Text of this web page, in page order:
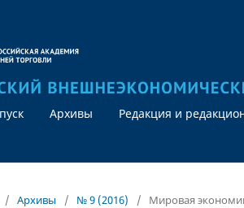
Архивы Редакция и
/ Архивы / № 9 (2016) / Мировая